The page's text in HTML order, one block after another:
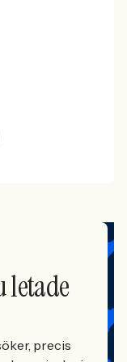
letade
precis